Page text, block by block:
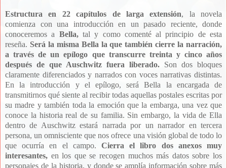
Estructura en 22 capítulos de larga extensión, la novela
comienza con una introducción en un pasado reciente, donde
conoceremos a Bella, tal y como comenté al principio de esta
reseña. Será la misma Bella la que también cierre la narración,
a través de un epílogo que transcurre treinta y cinco años
después de que Auschwitz fuera liberado. Son dos bloques
claramente diferenciados y narrados con voces narrativas distintas.
En la introducción y el epílogo, será Bella la encargada de
transmitirnos qué siente al recibir todas aquellas postales escritas por
su madre y también toda la emoción que la embarga, una vez que
conoce la historia real de su familia. Sin embargo, la vida de Ella
dentro de Auschwitz estará narrada por un narrador en tercera
persona, un omnisciente que nos ofrece una visión global de todo lo
que ocurría en el campo. Cierra el libro dos anexos muy
interesantes, en los que se recogen muchos más datos sobre los
personajes de la historia, y donde se amplía información sobre más